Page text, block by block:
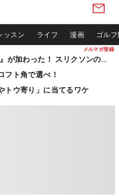
メルマガ登録
ッスン ライフ 漫画 ゴル
『4』が消え『R』が加わった！ スリクソンの新作
フト角で選べ！
トウ寄り」に当てるワケ